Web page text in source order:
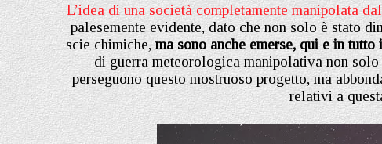
L’idea di una società completamente manipolata
palesemente evidente, dato che non solo è stato
scie chimiche,ma sono anche emerse, qui e in
di guerra meteorologica manipolativa non
perseguono questo mostruoso progetto, ma
relativi a